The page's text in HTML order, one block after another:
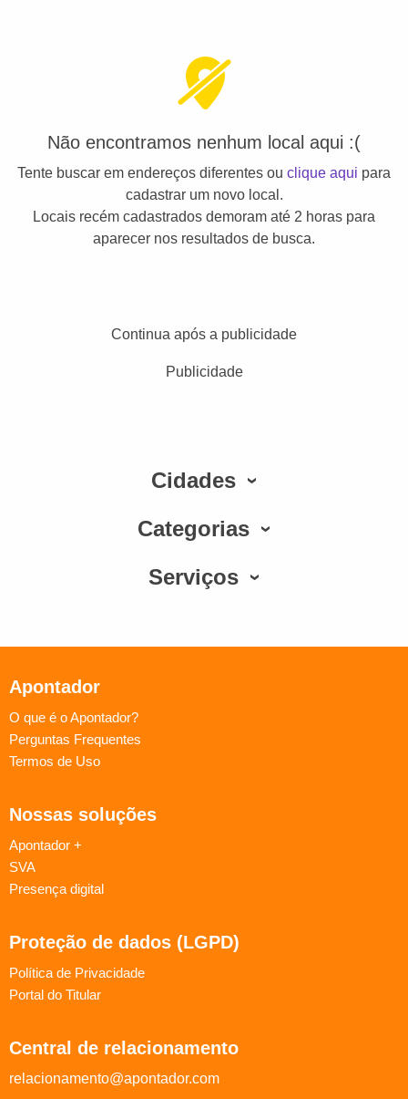
Não encontramos nenhum local aqui :(
Tente buscar em endereços diferentes ou clique aqui para
cadastrar um novo local.
Locais recém cadastrados demoram até 2 horas para
aparecer nos resultados de busca.
Continua após a publicidade
Publicidade
Cidades
Categorias
Serviços
Apontador
O que é o Apontador?
Perguntas Frequentes
Termos de Uso
Nossas soluções
Apontador +
SVA
Presença digital
Proteção de dados (LGPD)
Política de Privacidade
Portal do Titular
Central de relacionamento
relacionamento@apontador.com